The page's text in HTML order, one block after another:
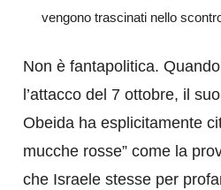
vengono trascinati nello
Non è fantapolitica.
l’attacco del 7 ottobre, il
Obeida ha esplicitamente
mucche rosse” come la
che Israele stesse per